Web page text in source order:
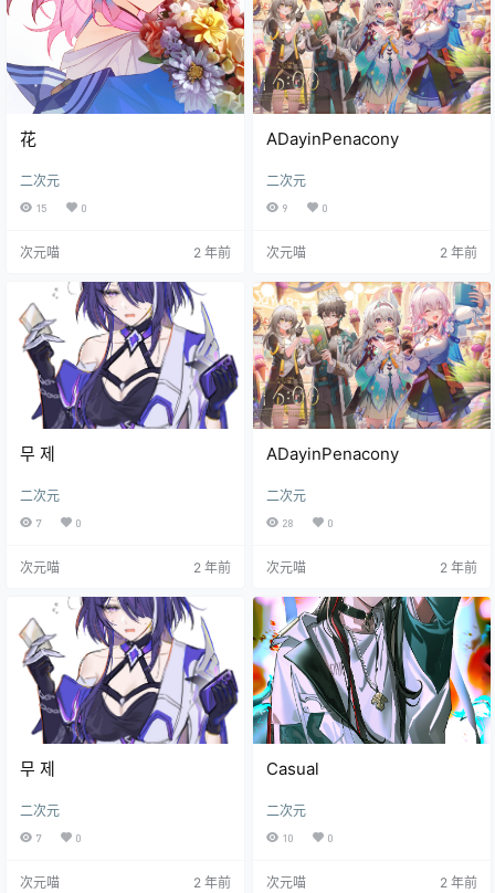
花
二次元
15 0
次元喵 2 年前
ADayinPenacony
二次元
9 0
次元喵 2 年前
무 제
二次元
7 0
次元喵 2 年前
ADayinPenacony
二次元
28 0
次元喵 2 年前
무 제
二次元
7 0
次元喵 2 年前
Casual
二次元
10 0
次元喵 2 年前